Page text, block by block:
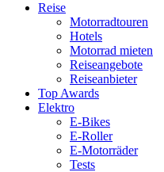
Reise
Motorradtouren
Hotels
Motorrad mieten
Reiseangebote
Reiseanbieter
Top Awards
Elektro
E-Bikes
E-Roller
E-Motorräder
Tests